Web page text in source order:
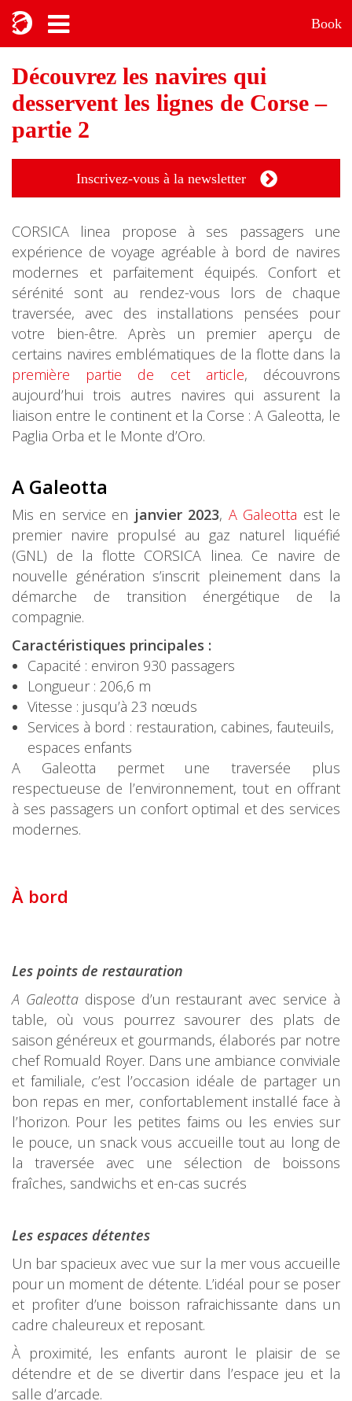
Book
Découvrez les navires qui
desservent les lignes de Corse –
partie 2
Inscrivez-vous à la newsletter
CORSICA linea propose à ses passagers une
expérience de voyage agréable à bord de navires
modernes et parfaitement équipés. Confort et
sérénité sont au rendez-vous lors de chaque
traversée, avec des installations pensées pour
votre bien-être. Après un premier aperçu de
certains navires emblématiques de la flotte dans la
première partie de cet article, découvrons
aujourd’hui trois autres navires qui assurent la
liaison entre le continent et la Corse : A Galeotta, le
Paglia Orba et le Monte d’Oro.
A Galeotta
Mis en service en janvier 2023, A Galeotta est le
premier navire propulsé au gaz naturel liquéfié
(GNL) de la flotte CORSICA linea. Ce navire de
nouvelle génération s’inscrit pleinement dans la
démarche de transition énergétique de la
compagnie.
Caractéristiques principales :
Capacité : environ 930 passagers
Longueur : 206,6 m
Vitesse : jusqu’à 23 nœuds
Services à bord : restauration, cabines, fauteuils,
espaces enfants
A Galeotta permet une traversée plus
respectueuse de l’environnement, tout en offrant
à ses passagers un confort optimal et des services
modernes.
À bord
Les points de restauration
A Galeottadispose d’un restaurant avec service à
table, où vous pourrez savourer des plats de
saison généreux et gourmands, élaborés par notre
chef Romuald Royer. Dans une ambiance conviviale
et familiale, c’est l’occasion idéale de partager un
bon repas en mer, confortablement installé face à
l’horizon. Pour les petites faims ou les envies sur
le pouce, un snack vous accueille tout au long de
la traversée avec une sélection de boissons
fraîches, sandwichs et en-cas sucrés
Les espaces détentes
Un bar spacieux avec vue sur la mer vous accueille
pour un moment de détente. L’idéal pour se poser
et profiter d’une boisson rafraichissante dans un
cadre chaleureux et reposant.
À proximité, les enfants auront le plaisir de se
détendre et de se divertir dans l’espace jeu et la
salle d’arcade.